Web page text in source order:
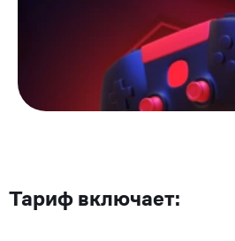
Тариф включает: